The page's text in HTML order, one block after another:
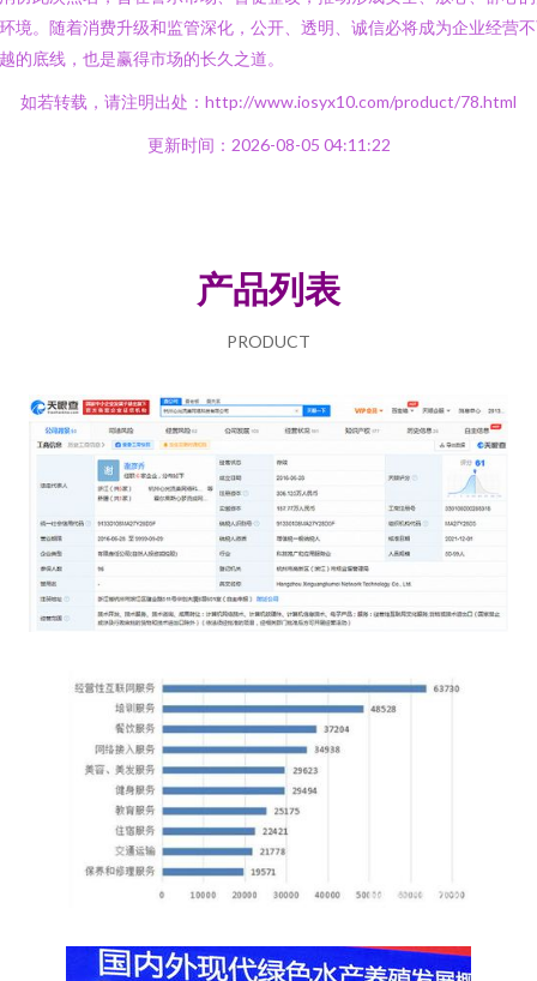
境。随着消费升级和监管深化，公开、透明、诚信必将成为企业经营
的底线，也是赢得市场的长久之道。
如若转载，请注明出处：http://www.iosyx10.com/product/78.html
更新时间：2026-08-05 04:11:22
产品列表
PRODUCT